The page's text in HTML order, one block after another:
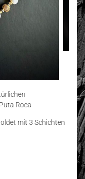
Roca
mit 3 Schichten